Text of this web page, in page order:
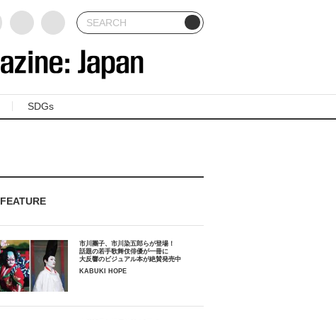
SDGs
FEATURE
市川團子、市川染五郎らが登場！
話題の若手歌舞伎俳優が一冊に
大反響のビジュアル本が絶賛発売中
KABUKI HOPE